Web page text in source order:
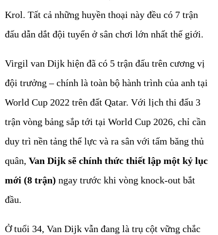
Krol. Tất cả những huyền thoại này đều có 7 trận
đấu dẫn dắt đội tuyển ở sân chơi lớn nhất thế giới.
Virgil van Dijk hiện đã có 5 trận đấu trên cương vị
đội trưởng – chính là toàn bộ hành trình của anh tại
World Cup 2022 trên đất Qatar. Với lịch thi đấu 3
trận vòng bảng sắp tới tại World Cup 2026, chỉ cần
duy trì nền tảng thể lực và ra sân với tấm băng thủ
quân, Van Dijk sẽ chính thức thiết lập một kỷ lục
mới (8 trận) ngay trước khi vòng knock-out bắt
đầu.
Ở tuổi 34, Van Dijk vẫn đang là trụ cột vững chắc